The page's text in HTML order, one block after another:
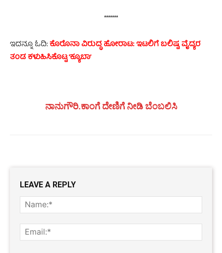
*******
ಇದನ್ನೂ ಓದಿ:ಕೊರೊನಾ ವಿರುದ್ಧ ಹೋರಾಟ: ಇಟಲಿಗೆ ಬಲಿಷ್ಟ ವೈದ್ಯರ
ತಂಡ ಕಳುಹಿಸಿಕೊಟ್ಟ ʼಕ್ಯೂಬಾʼ
ನಾನುಗೌರಿ.ಕಾಂಗೆ ದೇಣಿಗೆ ನೀಡಿ ಬೆಂಬಲಿಸಿ
LEAVE A REPLY